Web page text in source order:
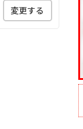
変更する